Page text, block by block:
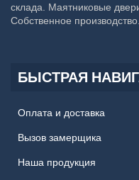
склада. Маятниковые
Собственное
БЫСТРАЯ
Оплата и доставка
Вызов замерщика
Наша продукция